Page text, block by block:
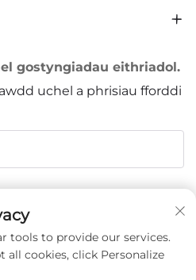
gostyngiadau eithriadol.
uchel a phrisiau fforddi
tools to provide our services.
cookies, click Personalize